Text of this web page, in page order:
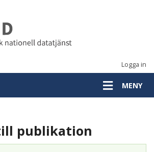
Logga in
MENY
publikation